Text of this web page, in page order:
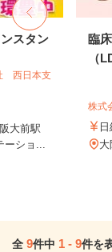
スタン
西日本支
大前駅
ショ...
臨
（
株式
全 9件中 1 - 9件を